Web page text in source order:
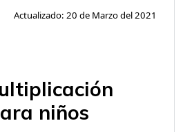
Actualizado: 20 de Marzo del 2021
niños